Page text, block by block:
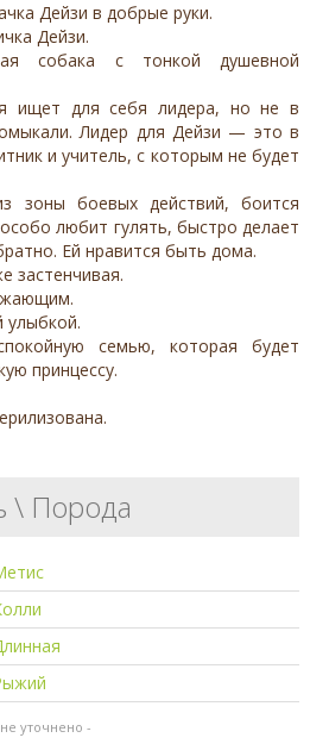
Дейзи в добрые руки.
Дейзи.
собака с тонкой душевной
ищет для себя лидера, но не в
Лидер для Дейзи — это в
и учитель, с которым не будет
зоны боевых действий, боится
любит гулять, быстро делает
Ей нравится быть дома.
застенчивая.
улыбкой.
семью, которая будет
принцессу.
\ Порода
уточнено -